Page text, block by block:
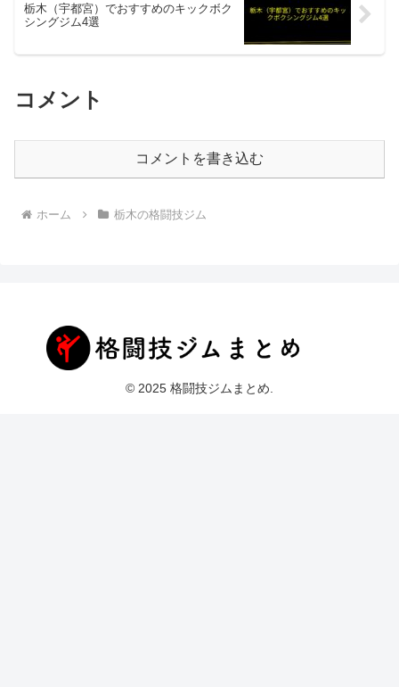
栃木（宇都宮）でおすすめのキックボク
シングジム4選
コメント
コメントを書き込む
ホーム 栃木の格闘技ジム
© 2025 格闘技ジムまとめ.